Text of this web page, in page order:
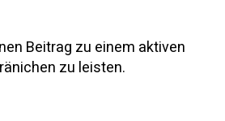
Beitrag zu einem aktiven
zu leisten.